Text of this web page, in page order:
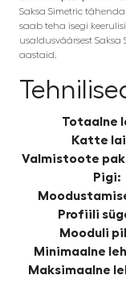
Saksa Simetric
saab teha isegi
usaldusväärsest Saksa
aastaid.
Totaalne
Katte
Valmistoote
Pigi:
Profiili
Mooduli
Minimaalne
Maksimaalne